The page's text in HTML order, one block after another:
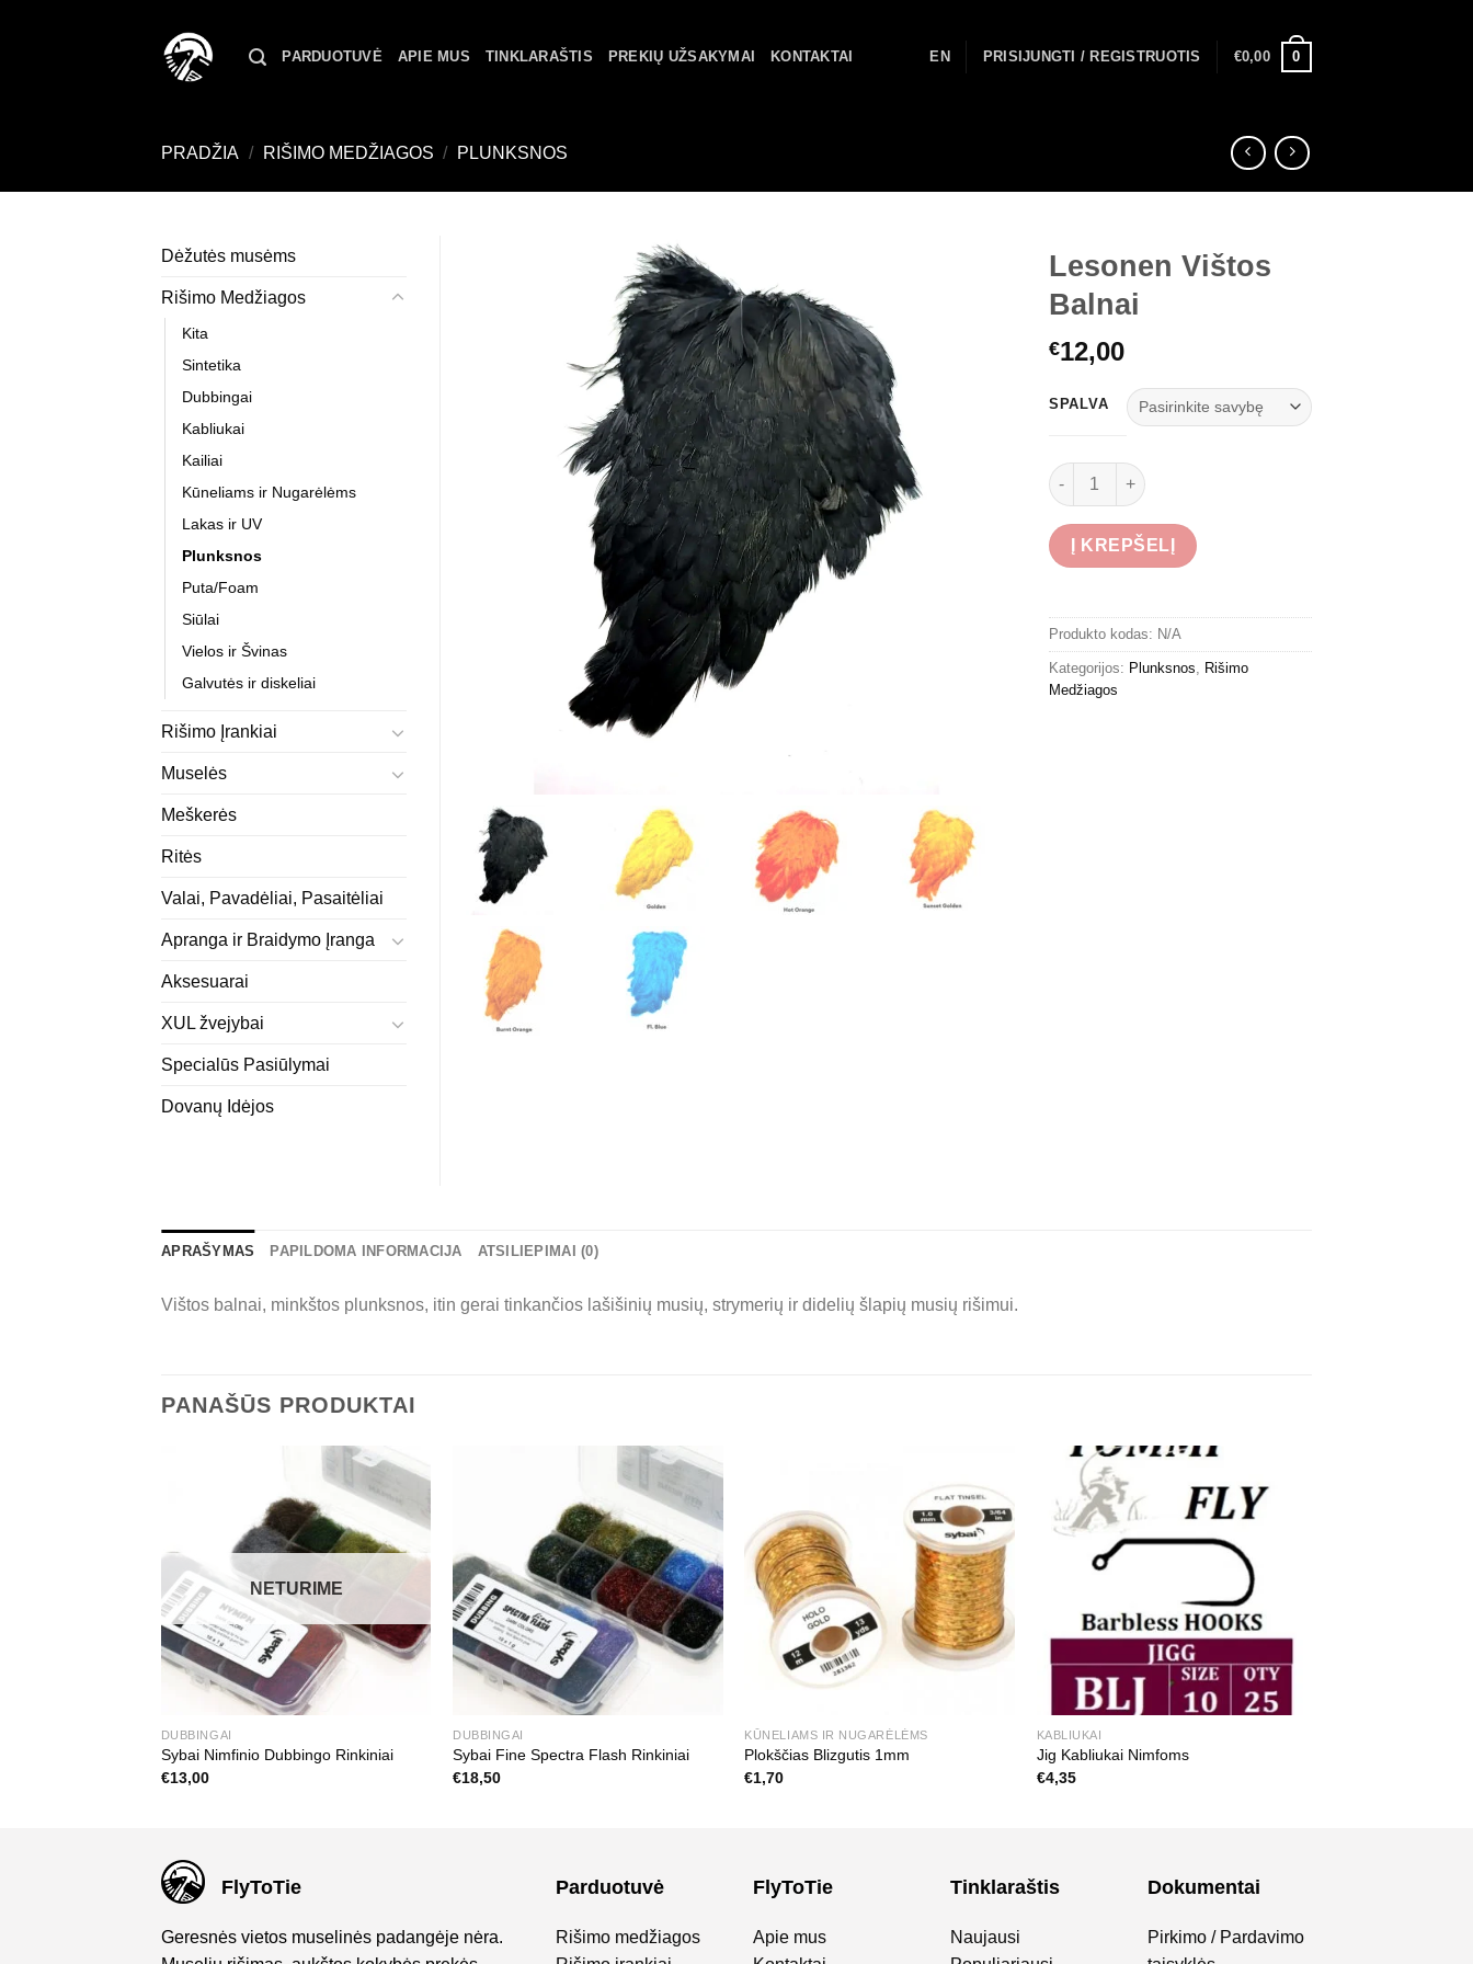
PARDUOTUVĖ APIE MUS TINKLARAŠTIS PREKIŲ UŽSAKYMAI KONTAKTAI EN PRISIJUNGTI / REGISTRUOTIS €0,00 0
PRADŽIA / RIŠIMO MEDŽIAGOS / PLUNKSNOS
Lesonen Vištos
Balnai
€12,00
SPALVA
produkto kiekis: Lesonen Vištos Balnai
Į KREPŠELĮ
Produkto kodas: N/A
Kategorijos: Plunksnos
Rišimo
Medžiagos
Dėžutės musėms
Rišimo Medžiagos
Kita
Sintetika
Dubbingai
Kabliukai
Kailiai
Kūneliams ir Nugarėlėms
Lakas ir UV
Plunksnos
Puta/Foam
Siūlai
Vielos ir Švinas
Galvutės ir diskeliai
Rišimo Įrankiai
Muselės
Meškerės
Ritės
Valai, Pavadėliai, Pasaitėliai
Apranga ir Braidymo Įranga
Aksesuarai
XUL žvejybai
Specialūs Pasiūlymai
Dovanų Idėjos
APRAŠYMAS PAPILDOMA INFORMACIJA ATSILIEPIMAI (0)
Vištos balnai, minkštos plunksnos, itin gerai tinkančios lašišinių musių, strymerių ir didelių šlapių musių rišimui.
PANAŠŪS PRODUKTAI
NETURIME
DUBBINGAI
Sybai Nimfinio Dubbingo Rinkiniai
€13,00
DUBBINGAI
Sybai Fine Spectra Flash Rinkiniai
€18,50
KŪNELIAMS IR NUGARĖLĖMS
Plokščias Blizgutis 1mm
€1,70
KABLIUKAI
Jig Kabliukai Nimfoms
€4,35
FlyToTie
Geresnės vietos muselinės padangėje nėra.
Parduotuvė
Rišimo medžiagos
FlyToTie
Apie mus
Tinklaraštis
Naujausi
Dokumentai
Pirkimo / Pardavimo